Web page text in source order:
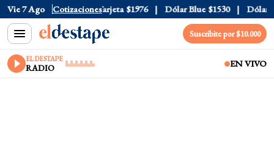
Vie 7 Ago Cotizaciones
$1520 Dólar Tarjeta $1976 Dólar Blue $1530 Dólar CCL
Suscribite por $10.000
EL DESTAPE
RADIO EN VIVO